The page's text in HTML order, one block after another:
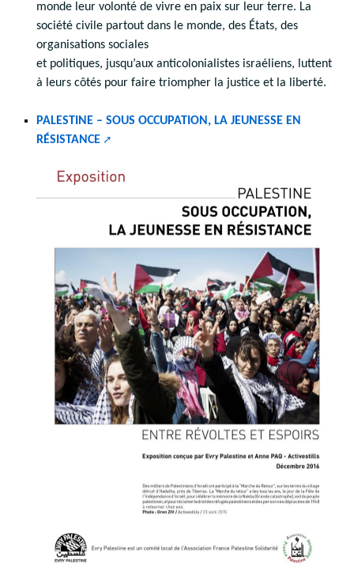
monde leur volonté de vivre en paix sur leur terre. La
société civile partout dans le monde, des États, des
organisations sociales
et politiques, jusqu’aux anticolonialistes israéliens, luttent
à leurs côtés pour faire triompher la justice et la liberté.
PALESTINE – SOUS OCCUPATION, LA JEUNESSE EN
RÉSISTANCE